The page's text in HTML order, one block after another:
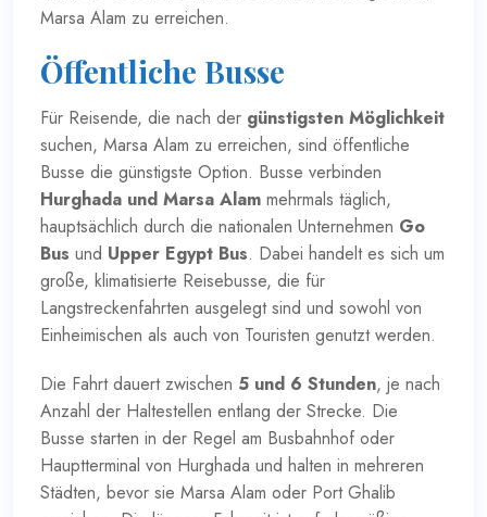
Marsa Alam zu erreichen.
Öffentliche Busse
Für Reisende, die nach der günstigsten Möglichkeit
suchen, Marsa Alam zu erreichen, sind öffentliche
Busse die günstigste Option. Busse verbinden
Hurghada und Marsa Alam mehrmals täglich,
hauptsächlich durch die nationalen Unternehmen Go
Bus und Upper Egypt Bus. Dabei handelt es sich um
große, klimatisierte Reisebusse, die für
Langstreckenfahrten ausgelegt sind und sowohl von
Einheimischen als auch von Touristen genutzt werden.
Die Fahrt dauert zwischen 5 und 6 Stunden, je nach
Anzahl der Haltestellen entlang der Strecke. Die
Busse starten in der Regel am Busbahnhof oder
Hauptterminal von Hurghada und halten in mehreren
Städten, bevor sie Marsa Alam oder Port Ghalib